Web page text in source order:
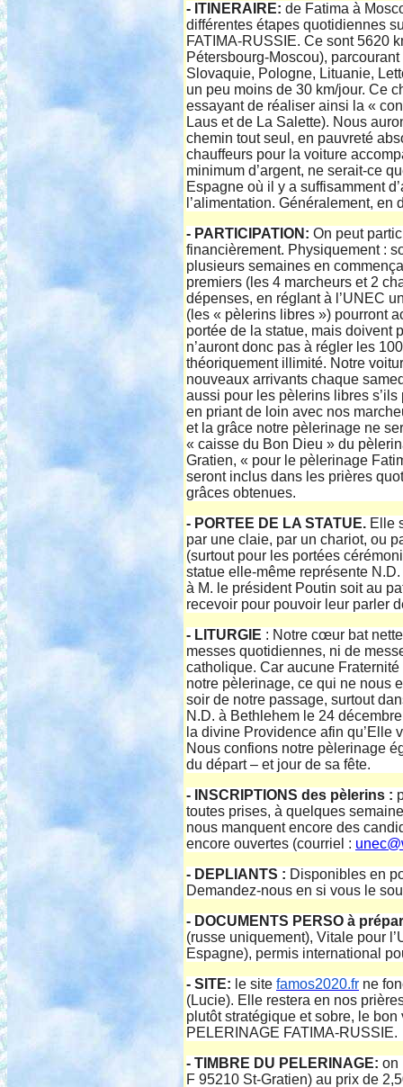
- ITINERAIRE: de Fatima à
différentes étapes quotidiennes
FATIMA-RUSSIE. Ce sont 5620
Pétersbourg-Moscou),
Slovaquie, Pologne, Lituanie,
un peu moins de 30 km/jour. Ce
essayant de réaliser ainsi la «
Laus et de La Salette). Nous
chemin tout seul, en pauvreté
chauffeurs pour la voiture
minimum d’argent, ne serait-ce
Espagne où il y a suffisamment
l’alimentation. Généralement, en
- PARTICIPATION: On peut
financièrement. Physiquement :
plusieurs semaines en
premiers (les 4 marcheurs et 2
dépenses, en réglant à l’UNEC
(les « pèlerins libres ») pourront
portée de la statue, mais doivent
n’auront donc pas à régler les
théoriquement illimité. Notre
nouveaux arrivants chaque
aussi pour les pèlerins libres
en priant de loin avec nos
et la grâce notre pèlerinage ne
« caisse du Bon Dieu » du
Gratien, « pour le pèlerinage
seront inclus dans les prières
grâces obtenues.
- PORTEE DE LA STATUE. Elle
par une claie, par un chariot, ou
(surtout pour les portées
statue elle-même représente
à M. le président Poutin soit au
recevoir pour pouvoir leur parler
- LITURGIE : Notre cœur bat
messes quotidiennes, ni de
catholique. Car aucune
notre pèlerinage, ce qui ne nous
soir de notre passage, surtout
N.D. à Bethlehem le 24
la divine Providence afin qu’Elle
Nous confions notre pèlerinage
du départ – et jour de sa fête.
- INSCRIPTIONS des pèlerins :
toutes prises, à quelques
nous manquent encore des
encore ouvertes (courriel :
- DEPLIANTS : Disponibles en
Demandez-nous en si vous le
- DOCUMENTS PERSO à
(russe uniquement), Vitale pour
Espagne), permis international
- SITE: le site famos2020.fr ne
(Lucie). Elle restera en nos
plutôt stratégique et sobre, le
PELERINAGE FATIMA-RUSSIE.
- TIMBRE DU PELERINAGE: on
F 95210 St-Gratien) au prix de